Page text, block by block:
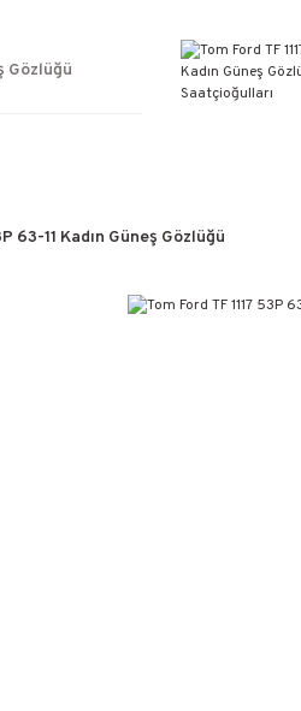
%100 ORİJİNAL
WEB SİTESİNE
Gözlüğü
63-11 Kadın Güneş Gözlüğü